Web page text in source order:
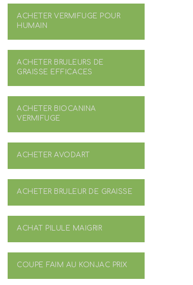
ACHETER VERMIFUGE POUR
HUMAIN
ACHETER BRULEURS DE
GRAISSE EFFICACES
ACHETER BIOCANINA
VERMIFUGE
ACHETER AVODART
ACHETER BRULEUR DE GRAISSE
ACHAT PILULE MAIGRIR
COUPE FAIM AU KONJAC PRIX